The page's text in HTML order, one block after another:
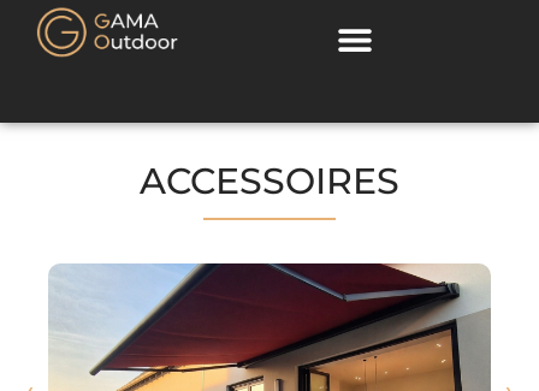
ACCESSOIRES